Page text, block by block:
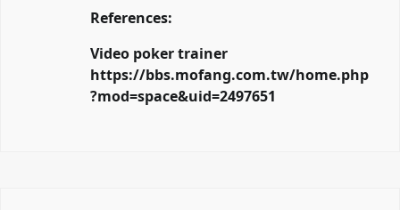
References:
Video poker trainer
https://bbs.mofang.com.tw/home.php
?mod=space&uid=2497651